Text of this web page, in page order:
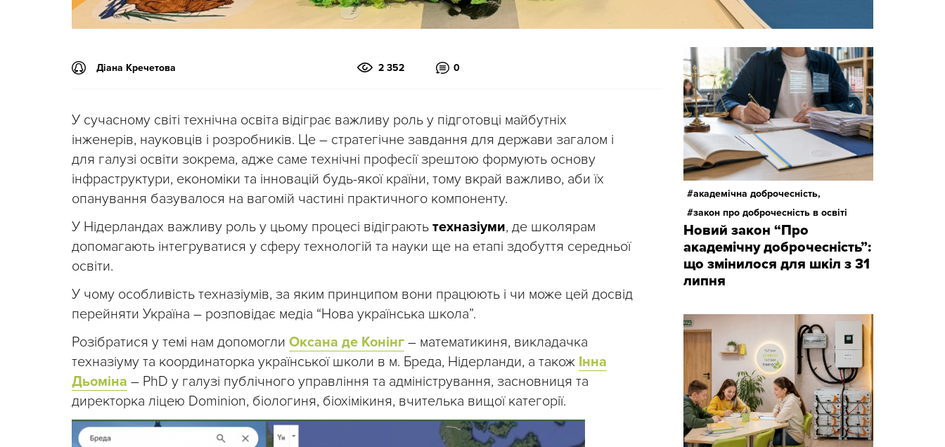
Діана Кречетова 2 352 0
У сучасному світі технічна освіта відіграє важливу роль у підготовці майбутніх
інженерів, науковців і розробників. Це – стратегічне завдання для держави загалом і
для галузі освіти зокрема, адже саме технічні професії зрештою формують основу
інфраструктури, економіки та інновацій будь-якої країни, тому вкрай важливо, аби їх
опанування базувалося на вагомій частині практичного компоненту.
У Нідерландах важливу роль у цьому процесі відіграють техназіуми, де школярам
допомагають інтегруватися у сферу технологій та науки ще на етапі здобуття середньої
освіти.
У чому особливість техназіумів, за яким принципом вони працюють і чи може цей досвід
перейняти Україна – розповідає медіа “Нова українська школа”.
Розібратися у темі нам допомогли Оксана де Конінг – математикиня, викладачка
техназіуму та координаторка української школи в м. Бреда, Нідерланди, а також Інна
Дьоміна – PhD у галузі публічного управління та адміністрування, засновниця та
директорка ліцею Dominion, біологиня, біохімікиня, вчителька вищої категорії.
академічна доброчесність,
закон про доброчесність в освіті
Новий закон “Про
академічну доброчесність”:
що змінилося для шкіл з 31
липня